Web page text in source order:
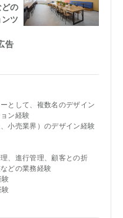
どの
ツ
告
として、複数名のデザイン
ン経験
小売業界）のデザイン経験
、進行管理、顧客との折
どの業務経験
験
験